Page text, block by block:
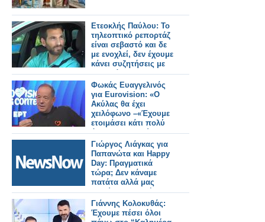
Ετεοκλής Παύλου: Το
τηλεοπτικό ρεπορτάζ
είναι σεβαστό και δε
με ενοχλεί, δεν έχουμε
κάνει συζητήσεις με
το κανάλι
Φωκάς Ευαγγελινός
για Eurovision: «Ο
Ακύλας θα έχει
χειλόφωνο –«Έχουμε
ετοιμάσει κάτι πολύ
όμορφο – ο Ακύλας
είναι πανέτοιμος»
Γιώργος Λιάγκας για
Παπανώτα και Happy
Day: Πραγματικά
τώρα; Δεν κάναμε
πατάτα αλλά μας
ζηλεύουν επειδή
έχουμε επιτυχία»;
Γιάννης Κολοκυθάς:
Έχουμε πέσει όλοι